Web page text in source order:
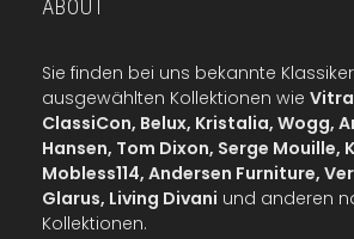
ABOUT
Sie finden bei uns bekannte
ausgewählten Kollektionen wie
ClassiCon, Belux, Kristalia, Wogg,
Hansen, Tom Dixon, Serge Mouille,
Mobless114, Andersen Furniture,
Glarus, Living Divani und anderen
Kollektionen.